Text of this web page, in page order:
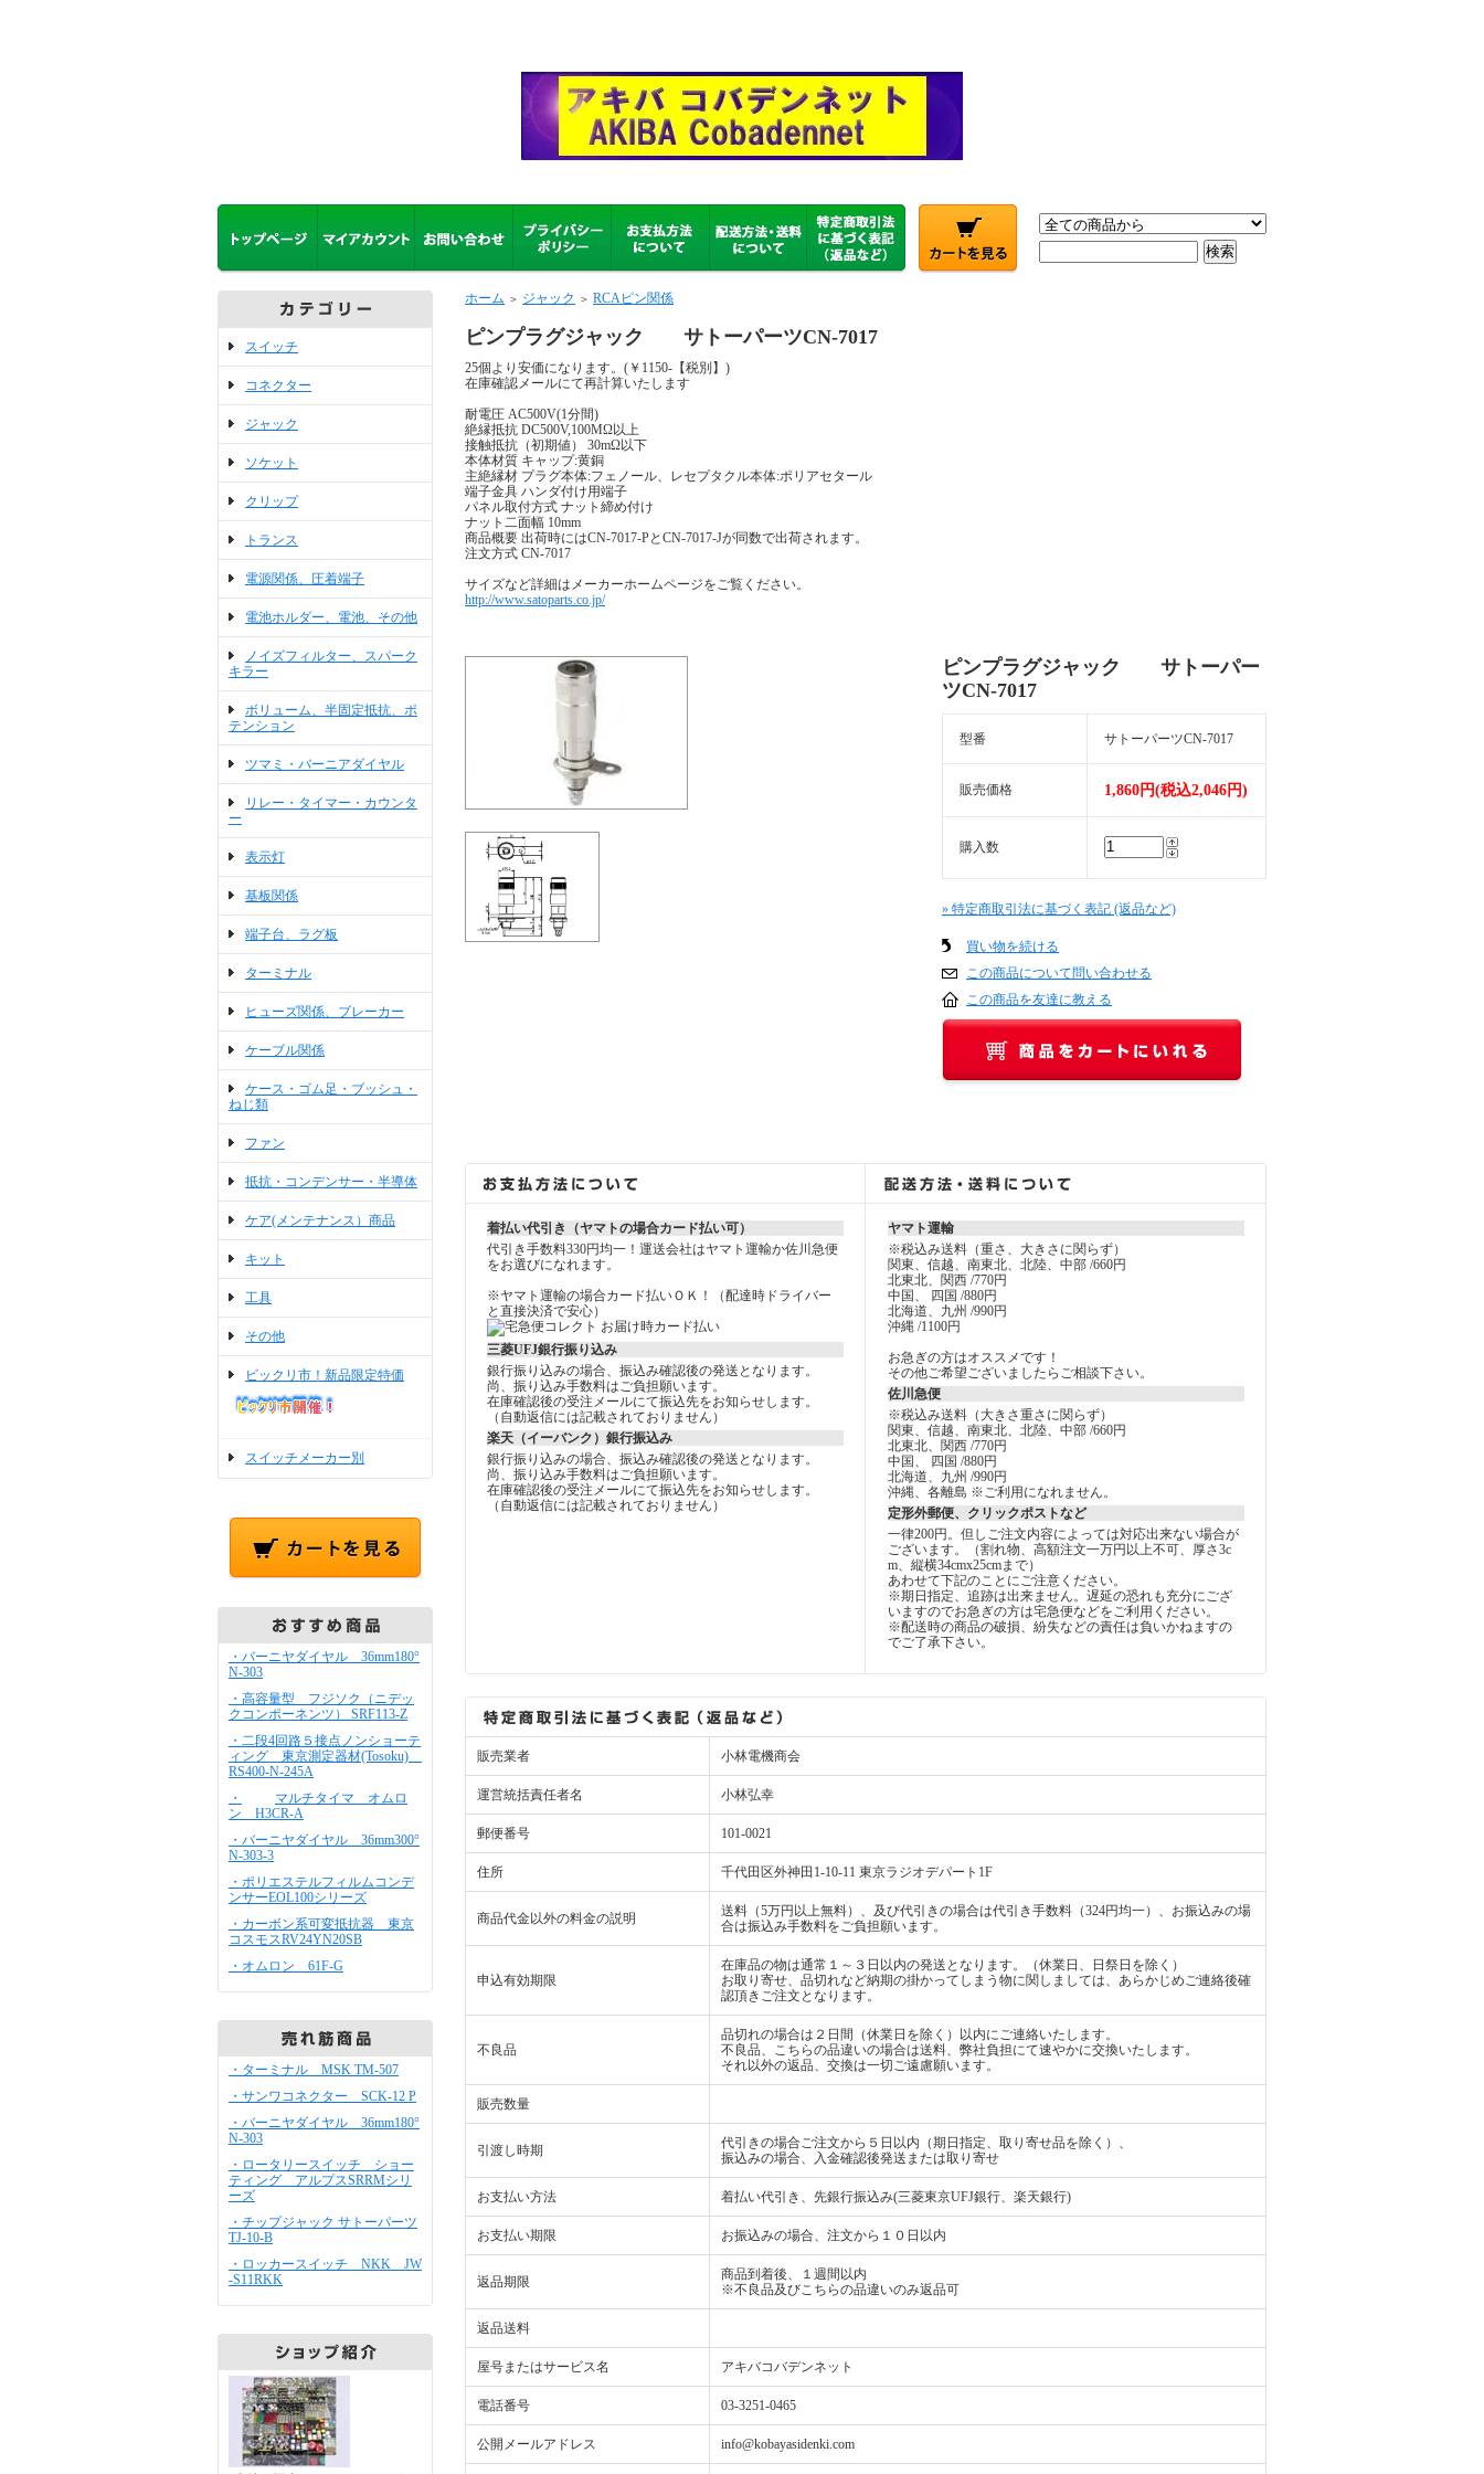
スイッチ
コネクター
ジャック
ソケット
クリップ
トランス
電源関係、圧着端子
電池ホルダー、電池、その他
ノイズフィルター、スパーク
キラー
ボリューム、半固定抵抗、ポ
テンション
ツマミ・バーニアダイヤル
リレー・タイマー・カウンタ
ー
表示灯
基板関係
端子台、ラグ板
ターミナル
ヒューズ関係、ブレーカー
ケーブル関係
ケース・ゴム足・ブッシュ・
ねじ類
ファン
抵抗・コンデンサー・半導体
ケア(メンテナンス）商品
キット
工具
その他
ビックリ市！新品限定特価
スイッチメーカー別
・バーニヤダイヤル 36mm180°
N-303
・高容量型 フジソク（ニデッ
クコンポーネンツ） SRF113-Z
・二段4回路５接点ノンショーテ
ィング 東京測定器材(Tosoku)
RS400-N-245A
・
マルチタイマ オムロ
ン H3CR-A
・バーニヤダイヤル 36mm300°
N-303-3
・ポリエステルフィルムコンデ
ンサーEOL100シリーズ
・カーボン系可変抵抗器 東京
コスモスRV24YN20SB
・オムロン 61F-G
・ターミナル MSK TM-507
・サンワコネクター SCK-12 P
・バーニヤダイヤル 36mm180°
N-303
・ロータリースイッチ ショー
ティング アルプスSRRMシリ
ーズ
・チップジャック サトーパーツ
TJ-10-B
・ロッカースイッチ NKK JW
-S11RKK
ホーム ＞ ジャック ＞ RCAピン関係
ピンプラグジャック サトーパーツCN-7017
25個より安価になります。(￥1150-【税別】)
在庫確認メールにて再計算いたします
耐電圧 AC500V(1分間)
絶縁抵抗 DC500V,100MΩ以上
接触抵抗（初期値） 30mΩ以下
本体材質 キャップ:黄銅
主絶縁材 プラグ本体:フェノール、レセプタクル本体:ポリアセタール
端子金具 ハンダ付け用端子
パネル取付方式 ナット締め付け
ナット二面幅 10mm
商品概要 出荷時にはCN-7017-PとCN-7017-Jが同数で出荷されます。
注文方式 CN-7017
サイズなど詳細はメーカーホームページをご覧ください。
http://www.satoparts.co.jp/
ピンプラグジャック サトーパー
ツCN-7017
型番 サトーパーツCN-7017
販売価格 1,860円(税込2,046円)
購入数
» 特定商取引法に基づく表記 (返品など)
買い物を続ける
この商品について問い合わせる
この商品を友達に教える
着払い代引き（ヤマトの場合カード払い可）
代引き手数料330円均一！運送会社はヤマト運輸か佐川急便
をお選びになれます。
※ヤマト運輸の場合カード払いＯＫ！（配達時ドライバー
と直接決済で安心）
三菱UFJ銀行振り込み
銀行振り込みの場合、振込み確認後の発送となります。
尚、振り込み手数料はご負担願います。
在庫確認後の受注メールにて振込先をお知らせします。
（自動返信には記載されておりません）
楽天（イーバンク）銀行振込み
銀行振り込みの場合、振込み確認後の発送となります。
尚、振り込み手数料はご負担願います。
在庫確認後の受注メールにて振込先をお知らせします。
（自動返信には記載されておりません）
ヤマト運輸
※税込み送料（重さ、大きさに関らず）
関東、信越、南東北、北陸、中部 /660円
北東北、関西 /770円
中国、 四国 /880円
北海道、九州 /990円
沖縄 /1100円
お急ぎの方はオススメです！
その他ご希望ございましたらご相談下さい。
佐川急便
※税込み送料（大きさ重さに関らず）
関東、信越、南東北、北陸、中部 /660円
北東北、関西 /770円
中国、 四国 /880円
北海道、九州 /990円
沖縄、各離島 ※ご利用になれません。
定形外郵便、クリックポストなど
一律200円。但しご注文内容によっては対応出来ない場合が
ございます。（割れ物、高額注文一万円以上不可、厚さ3c
m、縦横34cmx25cmまで）
あわせて下記のことにご注意ください。
※期日指定、追跡は出来ません。遅延の恐れも充分にござ
いますのでお急ぎの方は宅急便などをご利用ください。
※配送時の商品の破損、紛失などの責任は負いかねますの
でご了承下さい。
販売業者 小林電機商会
運営統括責任者名 小林弘幸
郵便番号 101-0021
住所 千代田区外神田1-10-11 東京ラジオデパート1F
商品代金以外の料金の説明
送料（5万円以上無料）、及び代引きの場合は代引き手数料（324円均一）、お振込みの場
合は振込み手数料をご負担願います。
申込有効期限
在庫品の物は通常１～３日以内の発送となります。（休業日、日祭日を除く）
お取り寄せ、品切れなど納期の掛かってしまう物に関しましては、あらかじめご連絡後確
認頂きご注文となります。
不良品
品切れの場合は２日間（休業日を除く）以内にご連絡いたします。
不良品、こちらの品違いの場合は送料、弊社負担にて速やかに交換いたします。
それ以外の返品、交換は一切ご遠慮願います。
販売数量
引渡し時期
代引きの場合ご注文から５日以内（期日指定、取り寄せ品を除く）、
振込みの場合、入金確認後発送または取り寄せ
お支払い方法 着払い代引き、先銀行振込み(三菱東京UFJ銀行、楽天銀行)
お支払い期限 お振込みの場合、注文から１０日以内
返品期限
商品到着後、１週間以内
※不良品及びこちらの品違いのみ返品可
返品送料
屋号またはサービス名 アキバコバデンネット
電話番号 03-3251-0465
公開メールアドレス info@kobayasidenki.com